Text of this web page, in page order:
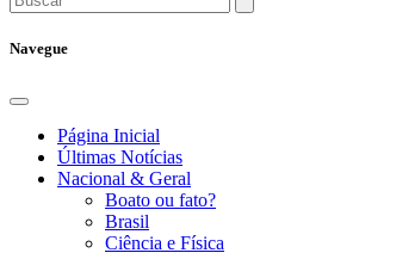
Navegue
Página Inicial
Últimas Notícias
Nacional & Geral
Boato ou fato?
Brasil
Ciência e Física